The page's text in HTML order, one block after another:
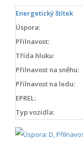
Energetický štítek
Úspora:
Přilnavost:
Třída hluku:
Přilnavost na sněhu:
Přilnavost na ledu:
EPREL:
Typ vozidla: